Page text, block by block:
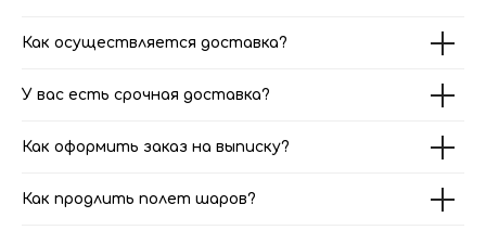
Как осуществляется доставка?
У вас есть срочная доставка?
Как оформить заказ на выписку?
Как продлить полет шаров?